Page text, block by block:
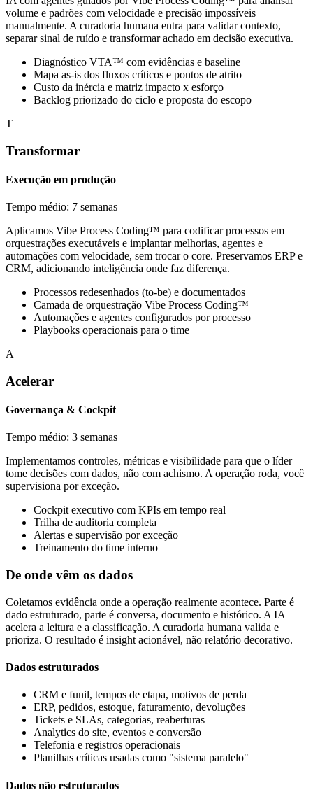
volume e padrões com velocidade e precisão impossíveis
manualmente. A curadoria humana entra para validar contexto,
separar sinal de ruído e transformar achado em decisão executiva.
Diagnóstico VTA™ com evidências e baseline
Mapa as-is dos fluxos críticos e pontos de atrito
Custo da inércia e matriz impacto x esforço
Backlog priorizado do ciclo e proposta do escopo
T
Transformar
Execução em produção
Tempo médio: 7 semanas
Aplicamos Vibe Process Coding™ para codificar processos em
orquestrações executáveis e implantar melhorias, agentes e
automações com velocidade, sem trocar o core. Preservamos ERP e
CRM, adicionando inteligência onde faz diferença.
Processos redesenhados (to-be) e documentados
Camada de orquestração Vibe Process Coding™
Automações e agentes configurados por processo
Playbooks operacionais para o time
A
Acelerar
Governança & Cockpit
Tempo médio: 3 semanas
Implementamos controles, métricas e visibilidade para que o líder
tome decisões com dados, não com achismo. A operação roda, você
supervisiona por exceção.
Cockpit executivo com KPIs em tempo real
Trilha de auditoria completa
Alertas e supervisão por exceção
Treinamento do time interno
De onde vêm os dados
Coletamos evidência onde a operação realmente acontece. Parte é
dado estruturado, parte é conversa, documento e histórico. A IA
acelera a leitura e a classificação. A curadoria humana valida e
prioriza. O resultado é insight acionável, não relatório decorativo.
Dados estruturados
CRM e funil, tempos de etapa, motivos de perda
ERP, pedidos, estoque, faturamento, devoluções
Tickets e SLAs, categorias, reaberturas
Analytics do site, eventos e conversão
Telefonia e registros operacionais
Planilhas críticas usadas como "sistema paralelo"
Dados não estruturados